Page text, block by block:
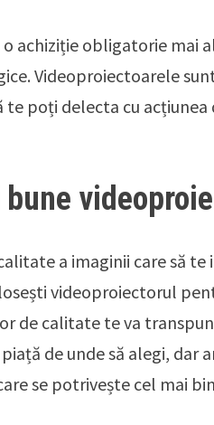
achiziție obligatorie mai
Videoproiectoarele
poți delecta cu
a imaginii care să
videoproiectorul
de calitate te va
de unde să alegi, dar
se potrivește cel mai